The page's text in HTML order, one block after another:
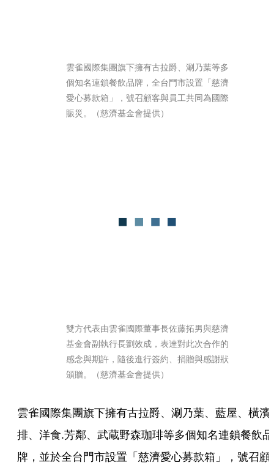
雲雀國際集團旗下擁有古拉爵、涮乃葉等多
個知名連鎖餐飲品牌，全台門市設置「慈濟
愛心募款箱」，號召顧客與員工共同為國際
賑災。（慈濟基金會提供）
雙方代表由雲雀國際董事長佐藤拓男與慈濟
基金會副執行長劉效成，表達對此次合作的
感念與期許，隨後進行簽約、捐贈與感謝狀
頒贈。（慈濟基金會提供）
雲雀國際集團旗下擁有古拉爵、涮乃葉、藍屋、橫濱
排、洋食.芳鄰、武蔵野森珈琲等多個知名連鎖餐飲品
牌，並於全台門市設置「慈濟愛心募款箱」，號召顧